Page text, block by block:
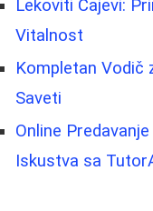
Lekoviti Čajevi:
Vitalnost
Kompletan Vodič
Saveti
Online
Iskustva sa